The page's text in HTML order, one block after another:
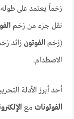
زخماً يعتمد على
نقل جزء من زخم
(زخمالفوتون زائد
الاصطدام.
أحد أبرز الأدلة
الفوتونات مع